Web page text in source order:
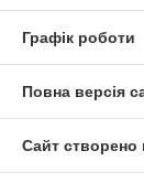
Графік роботи
Повна версія
Сайт створено